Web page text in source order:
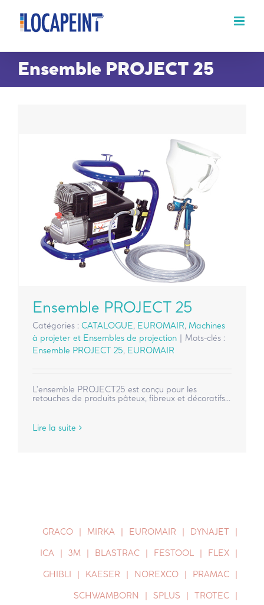
Passer
contenu
Ensemble PROJECT 25
Ensemble PROJECT 25
Catégories : CATALOGUE, EUROMAIR, Machines
à projeter et Ensembles de projection
Mots-clés :
Ensemble PROJECT 25, EUROMAIR
L'ensemble PROJECT25 est conçu pour les
retouches de produits pâteux, fibreux et décoratifs...
Lire la suite
GRACO MIRKA EUROMAIR
DYNAJET
ICA
3M BLASTRAC FESTOOL
FLEX
GHIBLI
KAESER NOREXCO
PRAMAC
SCHWAMBORN
SPLUS
TROTEC